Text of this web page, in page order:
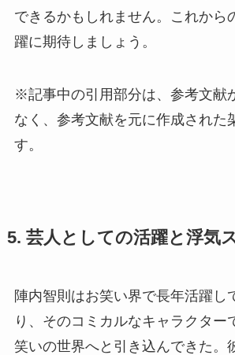
できるかもしれません。これから
躍に期待しましょう。
※記事中の引用部分は、参考文献
なく、参考文献を元に作成された
す。
5. 芸人としての活躍と浮気
陣内智則はお笑い界で長年活躍し
り、そのコミカルなキャラクター
笑いの世界へと引き込んできた。